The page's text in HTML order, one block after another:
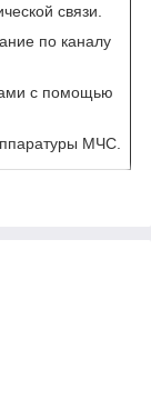
связи.
по каналу
с помощью
МЧС.